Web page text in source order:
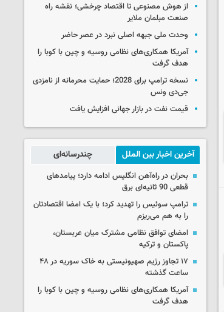
از هوش مصنوعی تا اقتصاد چرخشی؛ نقشه راه
صنعت مبلمان ملایر
وحدت ملی جبهه اصلی نبرد در عصر حاضر
آمریکا همکاری‌های نظامی روسیه و چین با کوبا را
هدف گرفت
نسخه ترامپ برای 2028؛ حمایت محرمانه از نامزدی
جی‌دی ونس
قیمت نفت در بازار جهانی افزایش یافت
آخرین اخبار بین الملل چندرسانه‌ای
بحران در راه‌آهن انگلیس ادامه دارد؛ پیامدهای
قطعی 90 ثانیه‌ای برق
ترامپ سوئیس را تهدید کرد؛ با یک امضا اقتصادتان
را به هم می‌ریزم
امضای توافق نظامی مشترک میان عربستان،
پاکستان و ترکیه
۱۷ تجاوز رژیم صهیونیستی به خاک سوریه در ۴۸
ساعت گذشته
آمریکا همکاری‌های نظامی روسیه و چین با کوبا را
هدف گرفت